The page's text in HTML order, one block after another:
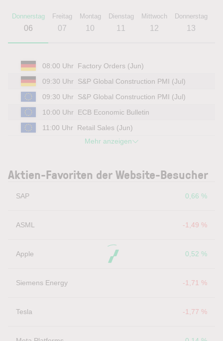
Donnerstag
06
Freitag
07
Montag
10
Dienstag
11
Mittwoch
12
Donnerstag
13
08:00 Uhr Factory Orders (Jun)
09:30 Uhr S&P Global Construction PMI (Jul)
09:30 Uhr S&P Global Construction PMI (Jul)
10:00 Uhr ECB Economic Bulletin
11:00 Uhr Retail Sales (Jun)
Mehr anzeigen
Aktien-Favoriten der Website-Besucher
SAP 0,66 %
ASML -1,49 %
Apple 0,52 %
Siemens Energy -1,71 %
Tesla -1,77 %